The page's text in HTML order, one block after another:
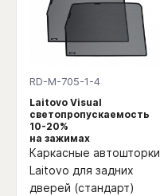
RD-M-705-1-4
Laitovo Visual
светопропускаемость
10-20%
на зажимах
Каркасные автошторки
Laitovo для задних
дверей (стандарт)